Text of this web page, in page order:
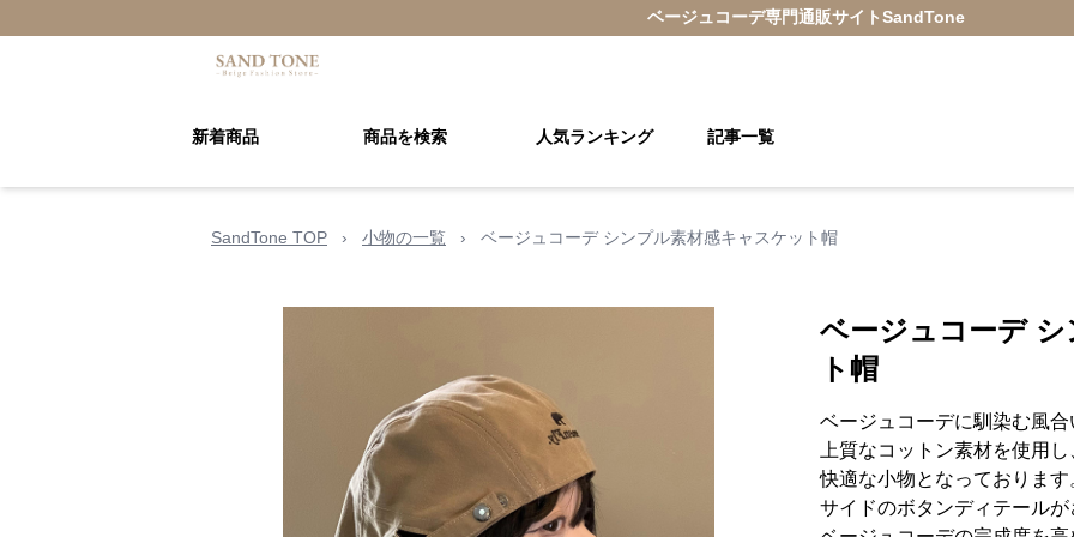
ベージュコーデ専門通販サイトSandTone
新着商品 商品を検索 人気ランキング 記事一覧
SandTone TOP › 小物の一覧 › ベージュコーデ シンプル素材感キャスケット帽
ベージュコーデ
ト帽
ベージュコーデに馴染む風
上質なコットン素材を使用
快適な小物となっております
サイドのボタンディテール